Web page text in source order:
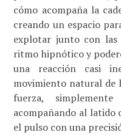
cómo acompaña la
creando un espacio
explotar junto con
ritmo hipnótico y
una reacción casi
movimiento natural de
fuerza,
acompañando al latido
el pulso con una